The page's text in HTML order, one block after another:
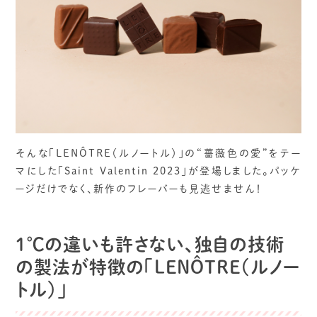
そんな「LENÔTRE（ルノートル）」の“薔薇色の愛”をテー
マにした「Saint Valentin 2023」が登場しました。パッケ
ージだけでなく、新作のフレーバーも見逃せません！
1℃の違いも許さない、独自の技術
の製法が特徴の「LENÔTRE（ルノー
トル）」